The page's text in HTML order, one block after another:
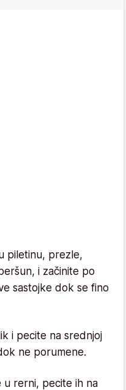
piletinu, prezle,
i začinite po
sastojke dok se fino
i pecite na srednjoj
ne porumene.
u rerni, pecite ih na